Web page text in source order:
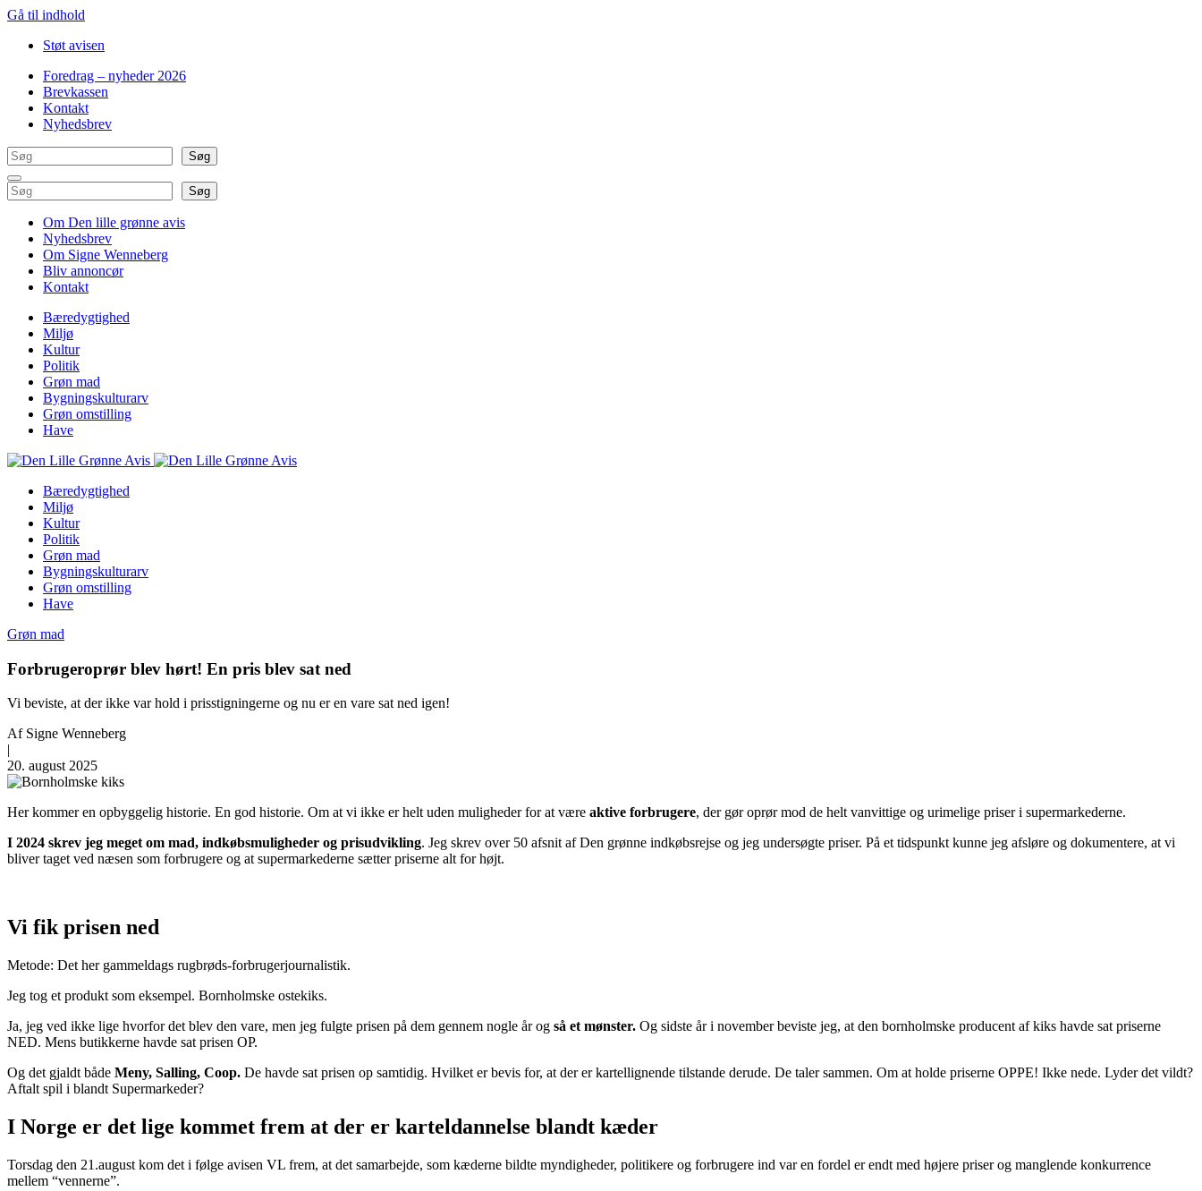
Gå til indhold
Støt avisen
Foredrag – nyheder 2026
Brevkassen
Kontakt
Nyhedsbrev
Søg
Søg
Søg Søg
Om Den lille grønne avis
Nyhedsbrev
Om Signe Wenneberg
Bliv annoncør
Kontakt
Bæredygtighed
Miljø
Kultur
Politik
Grøn mad
Bygningskulturarv
Grøn omstilling
Have
Bæredygtighed
Miljø
Kultur
Politik
Grøn mad
Bygningskulturarv
Grøn omstilling
Have
Grøn mad
Forbrugeroprør blev hørt! En pris blev sat ned
Vi beviste, at der ikke var hold i prisstigningerne og nu er en vare sat ned igen!
Af Signe Wenneberg
|
20. august 2025
Her kommer en opbyggelig historie. En god historie. Om at vi ikke er helt uden muligheder for at være aktive forbrugere, der gør oprør mod de helt vanvittige og urimelige priser i supermarkederne.
I 2024 skrev jeg meget om mad, indkøbsmuligheder og prisudvikling. Jeg skrev over 50 afsnit af Den grønne indkøbsrejse og jeg undersøgte priser. På et tidspunkt kunne jeg afsløre og dokumentere, at vi
bliver taget ved næsen som forbrugere og at supermarkederne sætter priserne alt for højt.
Vi fik prisen ned
Metode: Det her gammeldags rugbrøds-forbrugerjournalistik.
Jeg tog et produkt som eksempel. Bornholmske ostekiks.
Ja, jeg ved ikke lige hvorfor det blev den vare, men jeg fulgte prisen på dem gennem nogle år og så et mønster. Og sidste år i november beviste jeg, at den bornholmske producent af kiks havde sat priserne
NED. Mens butikkerne havde sat prisen OP.
Og det gjaldt både Meny, Salling, Coop. De havde sat prisen op samtidig. Hvilket er bevis for, at der er kartellignende tilstande derude. De taler sammen. Om at holde priserne OPPE! Ikke nede. Lyder det vildt?
Aftalt spil i blandt Supermarkeder?
I Norge er det lige kommet frem at der er karteldannelse blandt kæder
Torsdag den 21.august kom det i følge avisen VL frem, at det samarbejde, som kæderne bildte myndigheder, politikere og forbrugere ind var en fordel er endt med højere priser og manglende konkurrence
mellem “vennerne”.